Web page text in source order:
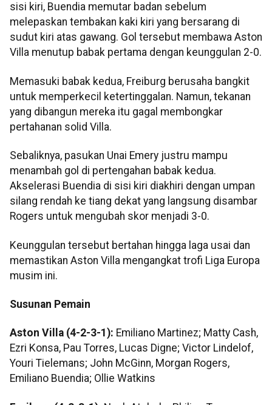
sisi kiri, Buendia memutar badan sebelum
melepaskan tembakan kaki kiri yang bersarang di
sudut kiri atas gawang. Gol tersebut membawa Aston
Villa menutup babak pertama dengan keunggulan 2-0.
Memasuki babak kedua, Freiburg berusaha bangkit
untuk memperkecil ketertinggalan. Namun, tekanan
yang dibangun mereka itu gagal membongkar
pertahanan solid Villa.
Sebaliknya, pasukan Unai Emery justru mampu
menambah gol di pertengahan babak kedua.
Akselerasi Buendia di sisi kiri diakhiri dengan umpan
silang rendah ke tiang dekat yang langsung disambar
Rogers untuk mengubah skor menjadi 3-0.
Keunggulan tersebut bertahan hingga laga usai dan
memastikan Aston Villa mengangkat trofi Liga Europa
musim ini.
Susunan Pemain
Aston Villa (4-2-3-1): Emiliano Martinez; Matty Cash,
Ezri Konsa, Pau Torres, Lucas Digne; Victor Lindelof,
Youri Tielemans; John McGinn, Morgan Rogers,
Emiliano Buendia; Ollie Watkins